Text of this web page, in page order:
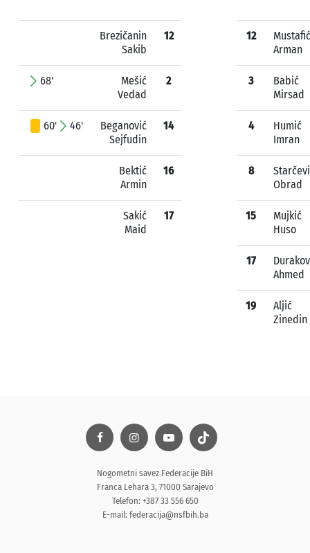
Brezičanin
Sakib
12
68'
Mešić
Vedad
2
60' 46'
Beganović
Sejfudin
14
Bektić
Armin
16
Sakić
Maid
17
12
Mustafić
Arman
3
Babić
Mirsad
4
Humić
Imran
8
Obrad
15
Mujkić
Huso
17
Ahmed
19
Aljić
Zinedin
Nogometni savez Federacije BiH
Franca Lehara 3, 71000 Sarajevo
Telefon: +387 33 556 650
E-mail: federacija@nsfbih.ba